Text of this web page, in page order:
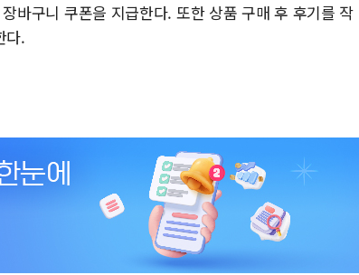
바구니 쿠폰을 지급한다. 또한 상품 구매 후 후기를 작
다.